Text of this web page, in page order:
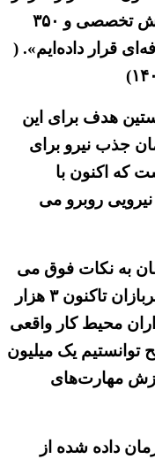
سربازان ( پاسداران ) را تحت آموزش تخصصی و ۳۵۰
قرار داده‌ایم». (
هدف برای این
جذب نیرو برای
که اکنون با
روبرو می
به نکات فوق می
افزاید: « در حوزه مهارت آموزی سربازان تاکنون ۳ هزار
محیط کار واقعی
توانستیم یک میلیون
مهارت‌های
داده شده از